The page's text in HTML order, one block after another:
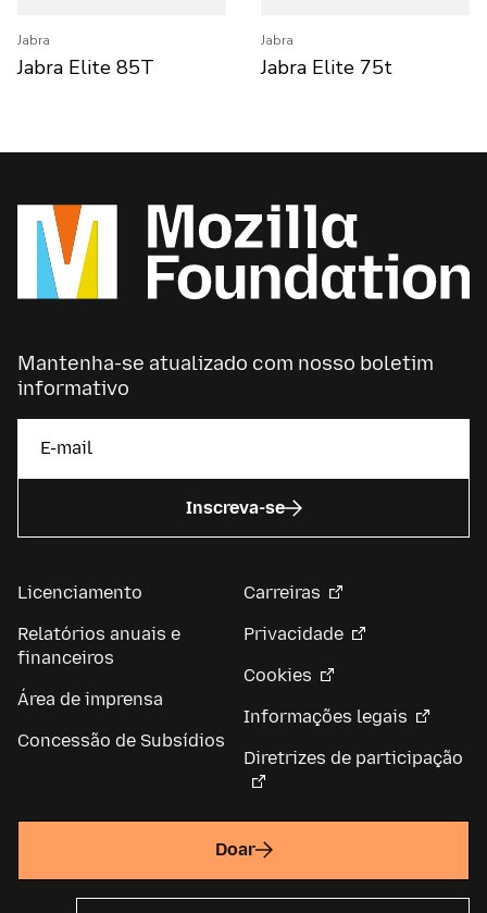
Jabra
Jabra Elite 85T
Jabra
Jabra Elite 75t
Mantenha-se atualizado com nosso boletim
informativo
Inscreva-se
Licenciamento
Relatórios anuais e
financeiros
Área de imprensa
Concessão de Subsídios
Carreiras
Privacidade
Cookies
Informações legais
Diretrizes de participação
Doar